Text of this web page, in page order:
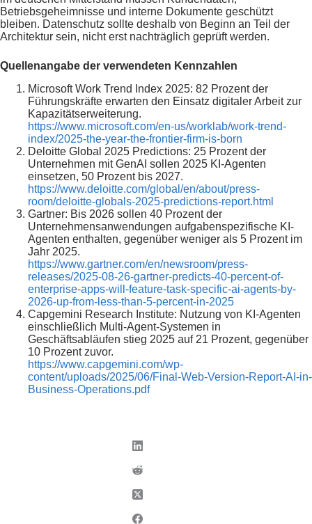
Betriebsgeheimnisse und interne Dokumente geschützt
bleiben. Datenschutz sollte deshalb von Beginn an Teil der
Architektur sein, nicht erst nachträglich geprüft werden.
Quellenangabe der verwendeten Kennzahlen
Microsoft Work Trend Index 2025: 82 Prozent der
Führungskräfte erwarten den Einsatz digitaler Arbeit zur
Kapazitätserweiterung.
https://www.microsoft.com/en-us/worklab/work-trend-
index/2025-the-year-the-frontier-firm-is-born
Deloitte Global 2025 Predictions: 25 Prozent der
Unternehmen mit GenAI sollen 2025 KI-Agenten
einsetzen, 50 Prozent bis 2027.
https://www.deloitte.com/global/en/about/press-
room/deloitte-globals-2025-predictions-report.html
Gartner: Bis 2026 sollen 40 Prozent der
Unternehmensanwendungen aufgabenspezifische KI-
Agenten enthalten, gegenüber weniger als 5 Prozent im
Jahr 2025.
https://www.gartner.com/en/newsroom/press-
releases/2025-08-26-gartner-predicts-40-percent-of-
enterprise-apps-will-feature-task-specific-ai-agents-by-
2026-up-from-less-than-5-percent-in-2025
Capgemini Research Institute: Nutzung von KI-Agenten
einschließlich Multi-Agent-Systemen in
Geschäftsabläufen stieg 2025 auf 21 Prozent, gegenüber
10 Prozent zuvor.
https://www.capgemini.com/wp-
content/uploads/2025/06/Final-Web-Version-Report-AI-in-
Business-Operations.pdf